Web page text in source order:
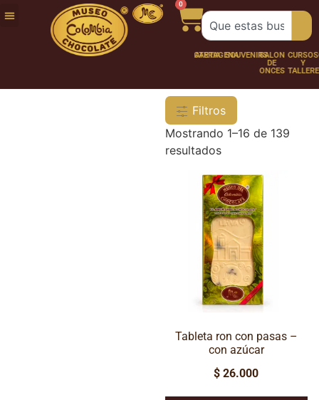
0
FUNDACIÓNNUESTRATRABAJA
CHOCOLATERÍA
CARTAGENASOUVENIRSSALÓN
DE
ONCES
CURSOS
Y
Filtros
Mostrando 1–16 de 139
resultados
Tableta ron con pasas –
con azúcar
$ 26.000